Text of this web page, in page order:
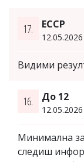
17. ЕССР
Видими
16. До 12
Минимална
следиш